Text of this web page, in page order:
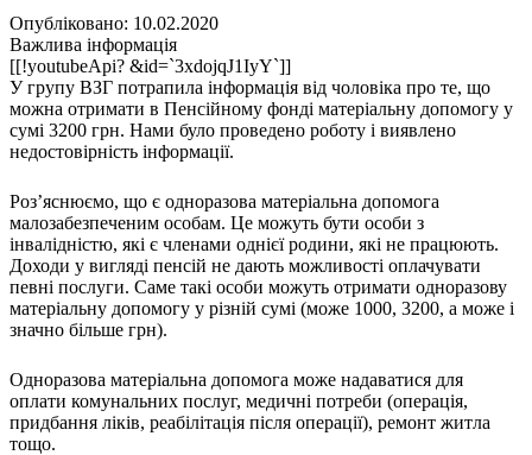
Працевлаштування
Про глухих
Постаті в УТОГ
Все про УТОГ: ваші права, послуги та підтримка:
Важлива інформація
Благодійні справи
Історія глухих
Брифінги
Корисні інформаційні матеріали від Т. Ломакіної
Офіційна інформація
Про УТОГ
Керівництво УТОГ
Громадські ради УТОГ ⩺
організацій УТОГ
Всеукраїнська Рада ветеранів УТОГ
Всеукраїнська Рада перекладачів жестової
Опубліковано: 10.02.2020
Важлива інформація
[[!youtubeApi? &id=`3xdojqJ1IyY`]]
У групу ВЗГ потрапила інформація від чоловіка про те, що
можна отримати в Пенсійному фонді матеріальну допомогу у
сумі 3200 грн. Нами було проведено роботу і виявлено
недостовірність інформації.
Роз’яснюємо, що є одноразова матеріальна допомога
малозабезпеченим особам. Це можуть бути особи з
інвалідністю, які є членами однієї родини, які не працюють.
Доходи у вигляді пенсій не дають можливості оплачувати
певні послуги. Саме такі особи можуть отримати одноразову
матеріальну допомогу у різній сумі (може 1000, 3200, а може і
значно більше грн).
Одноразова матеріальна допомога може надаватися для
оплати комунальних послуг, медичні потреби (операція,
придбання ліків, реабілітація після операції), ремонт житла
тощо.